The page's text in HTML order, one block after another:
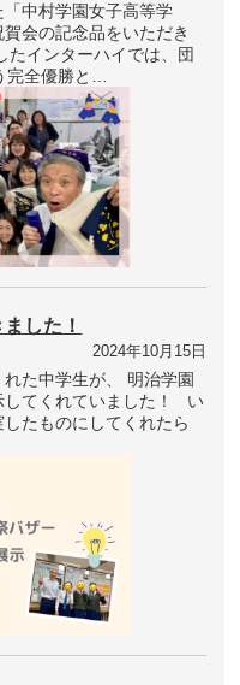
中村学園女子高等学
会の記念品をいただき
たインターハイでは、団
完全優勝と…
した！
2024年10月15日
た中学生が、 明治学園
してくれていました！ い
たものにしてくれたら